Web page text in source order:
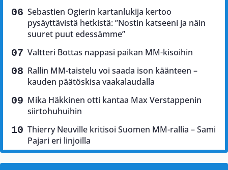
Sebastien Ogierin kartanlukija kertoo
pysäyttävistä hetkistä: ”Nostin katseeni ja näin
suuret puut edessämme”
Valtteri Bottas nappasi paikan MM-kisoihin
Rallin MM-taistelu voi saada ison käänteen –
kauden päätöskisa vaakalaudalla
Mika Häkkinen otti kantaa Max Verstappenin
siirtohuhuihin
Thierry Neuville kritisoi Suomen MM-rallia – Sami
Pajari eri linjoilla